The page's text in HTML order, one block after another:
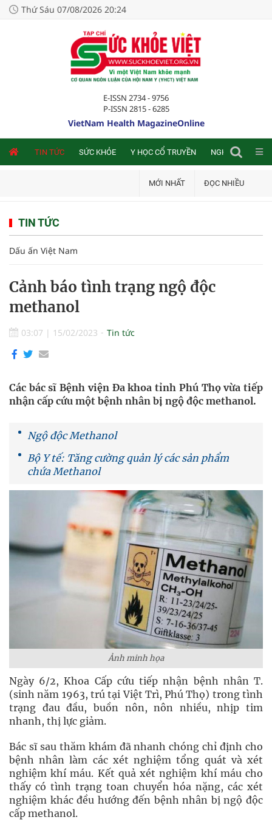
Thứ Sáu 07/08/2026 20:24
E-ISSN 2734 - 9756
P-ISSN 2815 - 6285
VietNam Health MagazineOnline
TIN TỨC SỨC KHỎE Y HỌC CỔ TRUYỀN NGHIÊN CỨU
MỚI NHẤT ĐỌC NHIỀU
TIN TỨC
Dấu ấn Việt Nam
Cảnh báo tình trạng ngộ độc
methanol
03:07 | 15/02/2023 Tin tức
Các bác sĩ Bệnh viện Đa khoa tỉnh Phú Thọ vừa tiếp
nhận cấp cứu một bệnh nhân bị ngộ độc methanol.
Ngộ độc Methanol
Bộ Y tế: Tăng cường quản lý các sản phẩm
chứa Methanol
Ảnh minh họa
Ngày 6/2, Khoa Cấp cứu tiếp nhận bệnh nhân T.
(sinh năm 1963, trú tại Việt Trì, Phú Thọ) trong tình
trạng đau đầu, buồn nôn, nôn nhiều, nhịp tim
nhanh, thị lực giảm.
Bác sĩ sau thăm khám đã nhanh chóng chỉ định cho
bệnh nhân làm các xét nghiệm tổng quát và xét
nghiệm khí máu. Kết quả xét nghiệm khí máu cho
thấy có tình trạng toan chuyển hóa nặng, các xét
nghiệm khác đều hướng đến bệnh nhân bị ngộ độc
cấp methanol.